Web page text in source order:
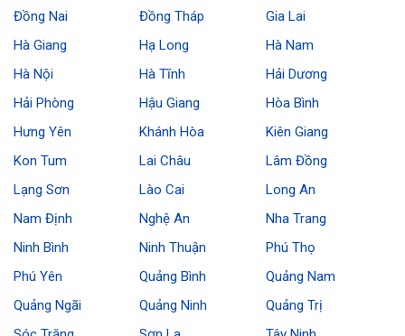
Đồng Nai
Đồng Tháp
Gia Lai
Hà Giang
Hạ Long
Hà Nam
Hà Nội
Hà Tĩnh
Hải Dương
Hải Phòng
Hậu Giang
Hòa Bình
Hưng Yên
Khánh Hòa
Kiên Giang
Kon Tum
Lai Châu
Lâm Đồng
Lạng Sơn
Lào Cai
Long An
Nam Định
Nghệ An
Nha Trang
Ninh Bình
Ninh Thuận
Phú Thọ
Phú Yên
Quảng Bình
Quảng Nam
Quảng Ngãi
Quảng Ninh
Quảng Trị